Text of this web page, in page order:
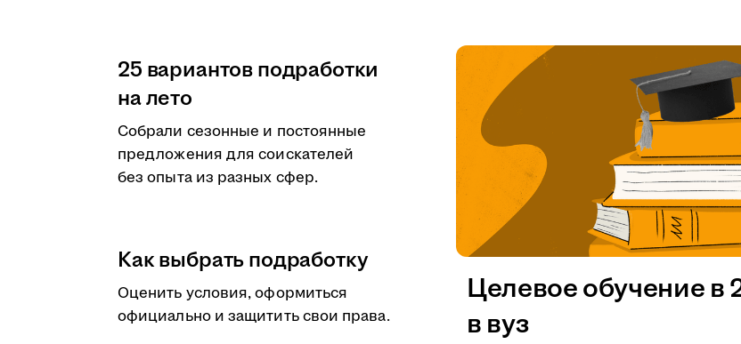
25 вариантов подработки
на лето
Собрали сезонные и постоянные
предложения для соискателей
без опыта из разных сфер.
Как выбрать подработку
Оценить условия, оформиться
официально и защитить свои права.
Целевое обучение в
в вуз